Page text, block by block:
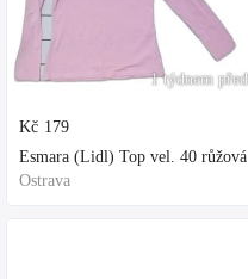
1 týdnem před
Kč 179
Esmara (Lidl) Top vel. 40 růžová
Ostrava